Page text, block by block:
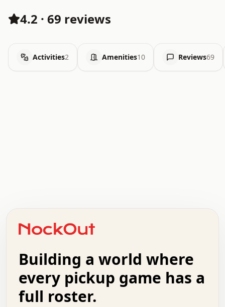
4.2 · 69 reviews
Activities2 Amenities10 Reviews69
+   .   .   .   .   .   .   .   .   .   +   .   .
.   .   .   .   .   .   .   .   .   .   .   :   .
.   .   .   .   +   .   .   .   .   .   .   .   +
.   :   .   .   .   .   .   .   .   .   o   .   .
.   .   x   .   .   .   .   .   .   :   .   .   o
.   .   .   .   :   .   .   .   .   o   .   .   .
Building a world where
every pickup game has a
full roster.